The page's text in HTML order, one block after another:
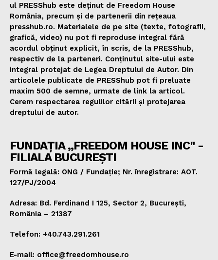
ul PRESShub este deținut de Freedom House
România, precum și de partenerii din rețeaua
presshub.ro. Materialele de pe site (texte, fotografii,
grafică, video) nu pot fi reproduse integral fără
acordul obținut explicit, în scris, de la PRESShub,
respectiv de la parteneri. Conținutul site-ului este
integral protejat de Legea Dreptului de Autor. Din
articolele publicate de PRESShub pot fi preluate
maxim 500 de semne, urmate de link la articol.
Cerem respectarea regulilor citării și protejarea
dreptului de autor.
FUNDAȚIA „FREEDOM HOUSE INC" -
FILIALA BUCUREȘTI
Formă legală: ONG / Fundație; Nr. înregistrare: AOT.
127/PJ/2004
Adresa: Bd. Ferdinand I 125, Sector 2, București,
România – 21387
Telefon: +40.743.291.261
E-mail: office@freedomhouse.ro